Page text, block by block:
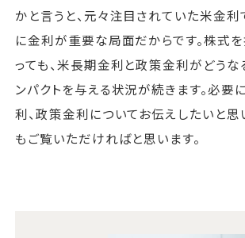
かと言うと、元々注目されていた米金利
に金利が重要な局面だからです。株式
っても、米長期金利と政策金利がどうな
ンパクトを与える状況が続きます。必要
利、政策金利についてお伝えしたいと思
もご覧いただければと思います。